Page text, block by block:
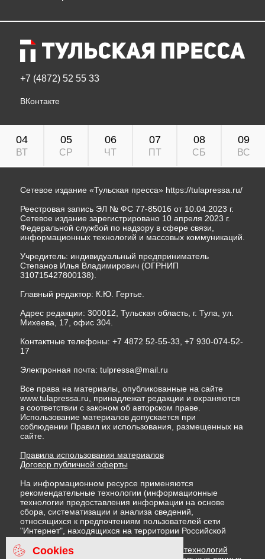
+7 (4872) 52 55 33
ВКонтакте
04
ВТ
05
СР
06
ЧТ
07
ПТ
08
СБ
09
ВС
Сетевое издание «Тульская пресса» https://tulapressa.ru/
Реестровая запись ЭЛ № ФС 77-85016 от 10.04.2023 г.
Сетевое издание зарегистрировано 10 апреля 2023 г.
Федеральной службой по надзору в сфере связи,
информационных технологий и массовых коммуникаций.
Учредитель: индивидуальный предприниматель
Степанов Илья Владимирович (ОГРНИП
310715427800138).
Главный редактор: К.Ю. Гертье.
Адрес редакции: 300012, Тульская область, г. Тула, ул.
Михеева, 17, офис 304.
Контактные телефоны: +7 4872 52-55-33, +7 930-074-52-
17
Электронная почта: tulpressa@mail.ru
Все права на материалы, опубликованные на сайте
www.tulapressa.ru, принадлежат редакции и охраняются
в соответствии с законом об авторском праве.
Использование материалов допускается при
соблюдении Правил их использования, размещенных на
сайте.
Правила использования материалов
Договор публичной оферты
На информационном ресурсе применяются
рекомендательные технологии (информационные
технологии предоставления информации на основе
сбора, систематизации и анализа сведений,
относящихся к предпочтениям пользователей сети
"Интернет", находящихся на территории Российской
Федерации)
Правила применения рекомендательных технологий
Cookies